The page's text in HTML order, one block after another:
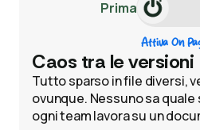
Prima
Attiva On
Caos tra le versioni
Tutto sparso in file diversi,
ovunque. Nessuno sa
ogni team lavora su un